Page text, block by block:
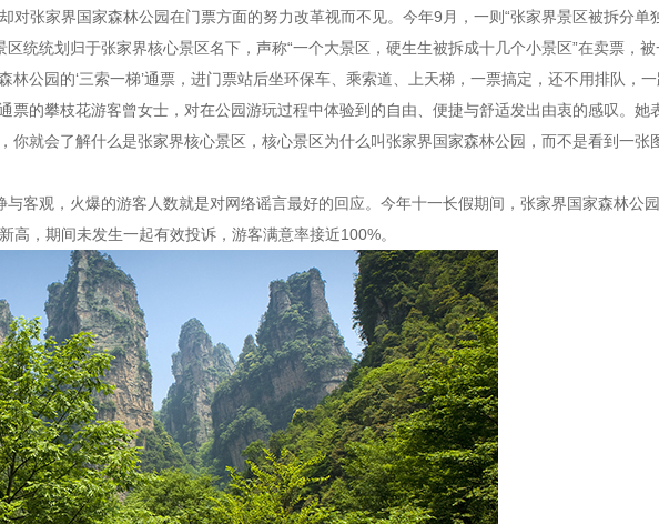
对张家界国家森林公园在门票方面的努力改革视而不见。今年9月，一则“张家界景区被拆分单
统统划归于张家界核心景区名下，声称“一个大景区，硬生生被拆成十几个小景区”在卖票，被
林公园的‘三索一梯’通票，进门票站后坐环保车、乘索道、上天梯，一票搞定，还不用排队，
票的攀枝花游客曾女士，对在公园游玩过程中体验到的自由、便捷与舒适发出由衷的感叹。
你就会了解什么是张家界核心景区，核心景区为什么叫张家界国家森林公园，而不是看到一张
客观，火爆的游客人数就是对网络谣言最好的回应。今年十一长假期间，张家界国家森林公
，期间未发生一起有效投诉，游客满意率接近100%。